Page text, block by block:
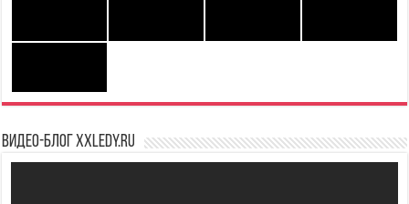
Видео-блог XXLedy.ru